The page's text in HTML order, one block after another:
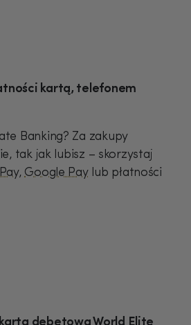
kartą, telefonem
Banking? Za zakupy
tak jak lubisz – skorzystaj
,Google Paylub płatności